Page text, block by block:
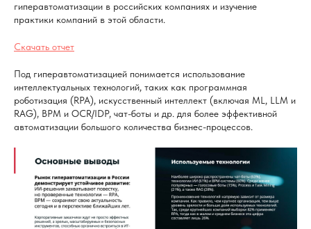
гиперавтоматизации в российских компаниях и изучение
практики компаний в этой области.
Скачать отчет
Под гиперавтоматизацией понимается использование
интеллектуальных технологий, таких как программная
роботизация (RPA), искусственный интеллект (включая ML, LLM и
RAG), BPM и OCR/IDP, чат-боты и др. для более эффективной
автоматизации большого количества бизнес-процессов.